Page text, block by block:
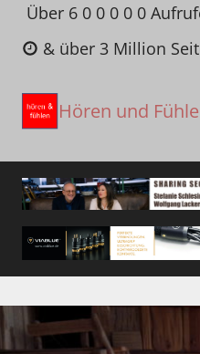
Zum
Inhalt
springen
Über 6 0 0 0 0 0
& über 3 Million
Hören und